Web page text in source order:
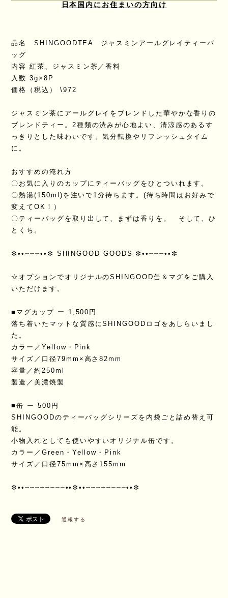
日本国内にお住まいの方向け
品名 SHINGOODTEA ジャスミンアールグレイティーバ
ッグ
内容 紅茶、ジャスミン茶／香料
入数 3g×8P
価格（税込） \972
ジャスミン茶にアールグレイをブレンドした華やかな香りの
ブレンドティー。2種類の渋みが心地よい、清涼感のあるす
っきりとした味わいです。気分転換やリフレッシュタイム
に。
おすすめの淹れ方
〇お気に入りのカップにティーバッグをひとついれます。
〇熱湯(150ml)を注いで1分待ちます。(待ち時間はお好みで
変えてOK！）
〇ティーバッグを取り出して、まずは香りを。 そして、ひ
とくち。
✼••┈┈┈••✼ SHINGOOD GOODS ✼••┈┈┈••✼
☆オプションでオリジナルのSHINGOOD缶＆マグをご購入
いただけます。
■マグカップ ー 1,500円
落ち着いたマットな質感にSHINGOODロゴをあしらいまし
た。
カラー／Yellow・Pink
サイズ／口径79mm×高さ82mm
容量／約250ml
製造／美濃焼製
■缶 ー 500円
SHINGOODのティーバッグシリーズを内袋ごと詰め替え可
能。
小物入れとしても使いやすいオリジナル缶です。
カラー／Green・Yellow・Pink
サイズ／口径75mm×高さ155mm
✼••┈┈┈┈┈┈┈┈••✼••┈┈┈┈┈┈┈┈••✼
通報する